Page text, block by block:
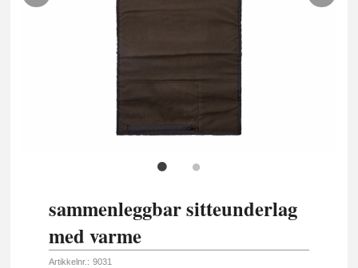
sammenleggbar sitteunderlag
med varme
Artikkelnr.: 9031